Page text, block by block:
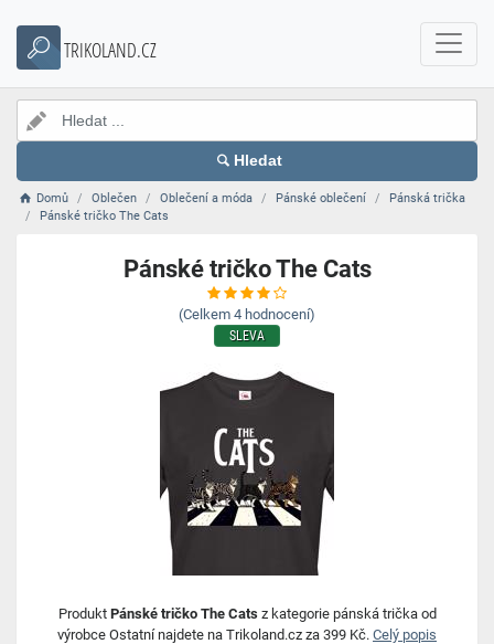
TRIKOLAND.CZ
Hledat
Domů Oblečen Oblečení a móda Pánské oblečení
Pánská trička
Pánské tričko The Cats
Pánské tričko The Cats
(Celkem 4 hodnocení)
SLEVA
Produkt Pánské tričko The Catsz kategorie pánská trička od
výrobce Ostatní najdete na Trikoland.cz za 399 Kč. Celý popis